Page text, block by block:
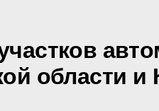
области и